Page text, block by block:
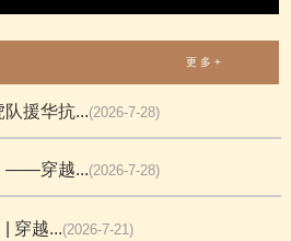
更 多 +
援华抗...(2026-7-28)
——穿越...(2026-7-28)
穿越...(2026-7-21)